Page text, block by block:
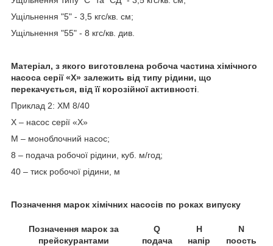
Ущільнення "5" - 3,5 кгс/кв. см;
Ущільнення "55" - 8 кгс/кв. див.
Матеріал, з якого виготовлена робоча частина хімічного
насоса серії «Х» залежить від типу рідини, що
перекачується, від її корозійної активності
Приклад 2: ХМ 8/40
Х – насос серії «Х»
М – моноблочний насос;
8 – подача робочої рідини, куб. м/год;
40 – тиск робочої рідини, м
Позначення марок хімічних насосів по роках випуску
Позначення марок за
прейскурантами
Q
подача
Η
напір
N
поость